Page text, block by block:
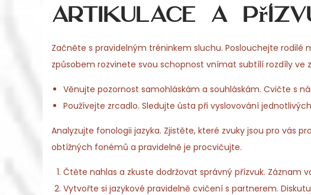
artikulace a
Začněte s pravidelným tréninkem sluchu. Poslouchejte
způsobem rozvinete svou schopnost vnímat subtílí rozdíly ve
Věnujte pozornost samohláskám a souhláskám. Cvičte s
Používejte zrcadlo. Sledujte ústa při vyslovování
Analyzujte fonologii jazyka. Zjistěte, které zvuky jsou pro vás
obtížných fonémů a pravidelně je procvičujte.
Čtěte nahlas a zkuste dodržovat správný přízvuk. Záznam
Vytvořte si jazykové pravidelně cvičení s partnerem.